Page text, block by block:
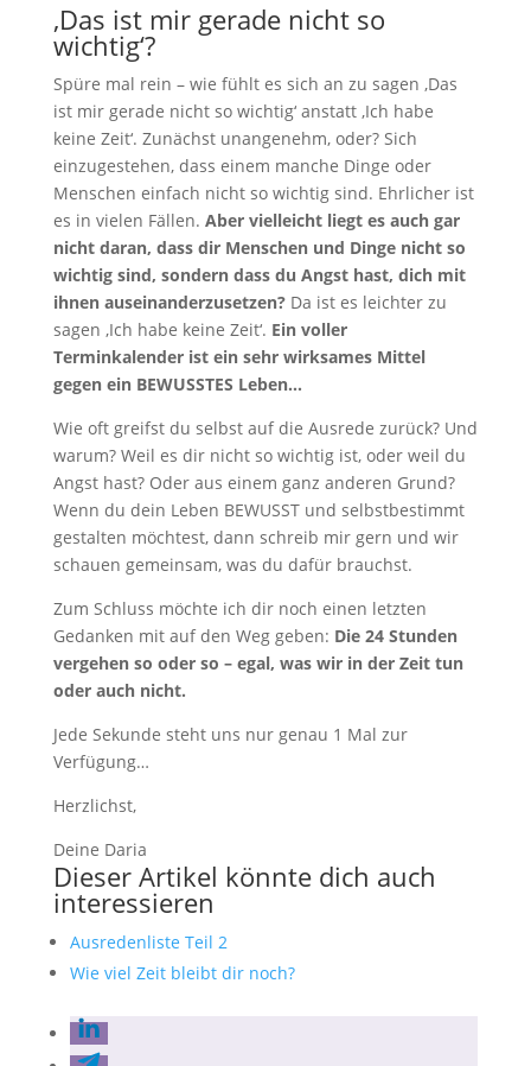
‚Das ist mir gerade nicht so
wichtig‘?
Spüre mal rein – wie fühlt es sich an zu sagen ‚Das
ist mir gerade nicht so wichtig‘ anstatt ‚Ich habe
keine Zeit‘. Zunächst unangenehm, oder? Sich
einzugestehen, dass einem manche Dinge oder
Menschen einfach nicht so wichtig sind. Ehrlicher ist
es in vielen Fällen. Aber vielleicht liegt es auch gar
nicht daran, dass dir Menschen und Dinge nicht so
wichtig sind, sondern dass du Angst hast, dich mit
ihnen auseinanderzusetzen?Da ist es leichter zu
sagen ‚Ich habe keine Zeit‘. Ein voller
Terminkalender ist ein sehr wirksames Mittel
gegen ein BEWUSSTES Leben…
Wie oft greifst du selbst auf die Ausrede zurück? Und
warum? Weil es dir nicht so wichtig ist, oder weil du
Angst hast? Oder aus einem ganz anderen Grund?
Wenn du dein Leben BEWUSST und selbstbestimmt
gestalten möchtest, dann schreib mir gern und wir
schauen gemeinsam, was du dafür brauchst.
Zum Schluss möchte ich dir noch einen letzten
Gedanken mit auf den Weg geben: Die 24 Stunden
vergehen so oder so – egal, was wir in der Zeit tun
oder auch nicht.
Jede Sekunde steht uns nur genau 1 Mal zur
Verfügung…
Herzlichst,
Deine Daria
Dieser Artikel könnte dich auch
interessieren
Ausredenliste Teil 2
Wie viel Zeit bleibt dir noch?